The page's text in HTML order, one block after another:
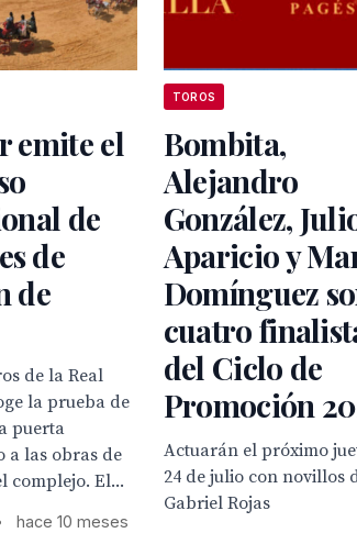
emite el
de
de
de
de la Real
la prueba de
puerta
a las obras de
complejo. El...
hace 10 meses
TOROS
Bombita,
Alejandro
González,
Aparicio y
Domínguez
cuatro
del Ciclo de
Promoción
Actuarán el próximo
24 de julio con novillos
Gabriel Rojas